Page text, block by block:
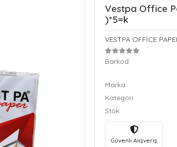
Vestpa Office
)*5=k
VESTPA OFFİCE
Barkod
Marka
Kategori
Stok
Güvenli Alışveriş